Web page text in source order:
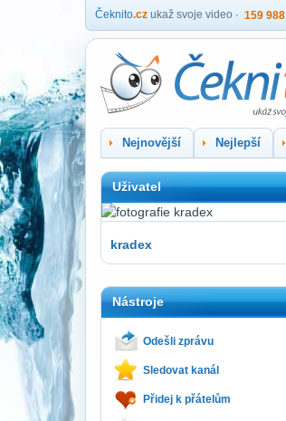
Čeknito.cz ukaž svoje video 159 988
Nejnovější Nejlepší
Uživatel
kradex
Nástroje
Odešli zprávu
Sledovat kanál
Přidej k přátelům